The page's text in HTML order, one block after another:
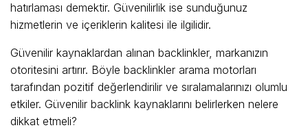
hatırlaması demektir. Güvenilirlik ise sunduğunuz
hizmetlerin ve içeriklerin kalitesi ile ilgilidir.
Güvenilir kaynaklardan alınan backlinkler, markanızın
otoritesini artırır. Böyle backlinkler arama motorları
tarafından pozitif değerlendirilir ve sıralamalarınızı olumlu
etkiler. Güvenilir backlink kaynaklarını belirlerken nelere
dikkat etmeli?